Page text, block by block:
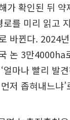
가 확인된 뒤 약
를 미리 읽고
바뀐다. 2024
논 3만4000ha
마나 빨리 발
저 좁혀내느냐